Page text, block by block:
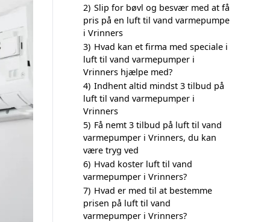
2) Slip for bøvl og besvær med at få
pris på en luft til vand varmepumpe
i Vrinners
3) Hvad kan et firma med speciale i
luft til vand varmepumper i
Vrinners hjælpe med?
4) Indhent altid mindst 3 tilbud på
luft til vand varmepumper i
Vrinners
5) Få nemt 3 tilbud på luft til vand
varmepumper i Vrinners, du kan
være tryg ved
6) Hvad koster luft til vand
varmepumper i Vrinners?
7) Hvad er med til at bestemme
prisen på luft til vand
varmepumper i Vrinners?